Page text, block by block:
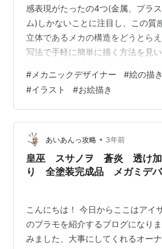
感表現がたったの4つ(金属、プラ
ム)しかないことに注目し、この質
立体であるメカの構造をどうとら
写法で手軽に簡単に描く方法を見
ている。 What)これは何のための
本。 Why)この本を読む理由は何か
みたくて！ How)この本が伝える
「オリジナルデザインのロボやマ
ント」なんですが、なんですが、
書館で赤面です。 総評…
#メカニックデザイナー #絵の描
#イラスト #お絵描き
あいあんっ攻略 • 3年前
皇巫 スサノヲ 蒼炎 透け
り 全塗装完成品 メガミデ
こんにちは！ 今日からここはアイ
のプラモを紹介するブログになり
みました、大事にしてくれるオー